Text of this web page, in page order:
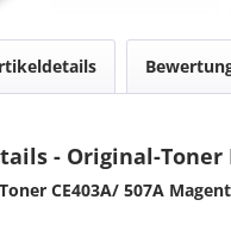
- Original-Toner
CE403A/ 507A